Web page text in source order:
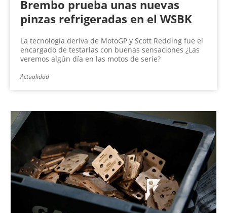
Brembo prueba unas nuevas
pinzas refrigeradas en el WSBK
La tecnología deriva de MotoGP y Scott Redding fue el
encargado de testarlas con buenas sensaciones ¿Las
veremos algún día en las motos de serie?
Actualidad